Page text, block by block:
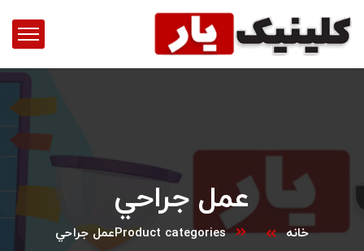
عمل جراحي
خانه Product categoriesعمل جراحي